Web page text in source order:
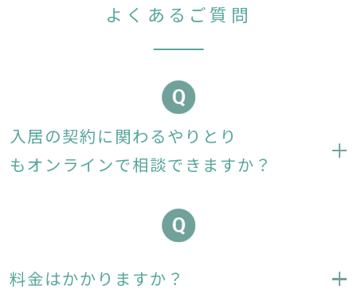
よくあるご質問
入居の契約に関わるやりとり
もオンラインで相談できますか？
料金はかかりますか？